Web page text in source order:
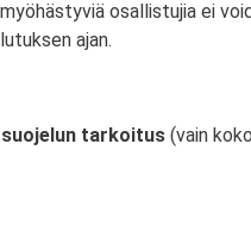
osallistujia ei
ajan.
tarkoitus (vain